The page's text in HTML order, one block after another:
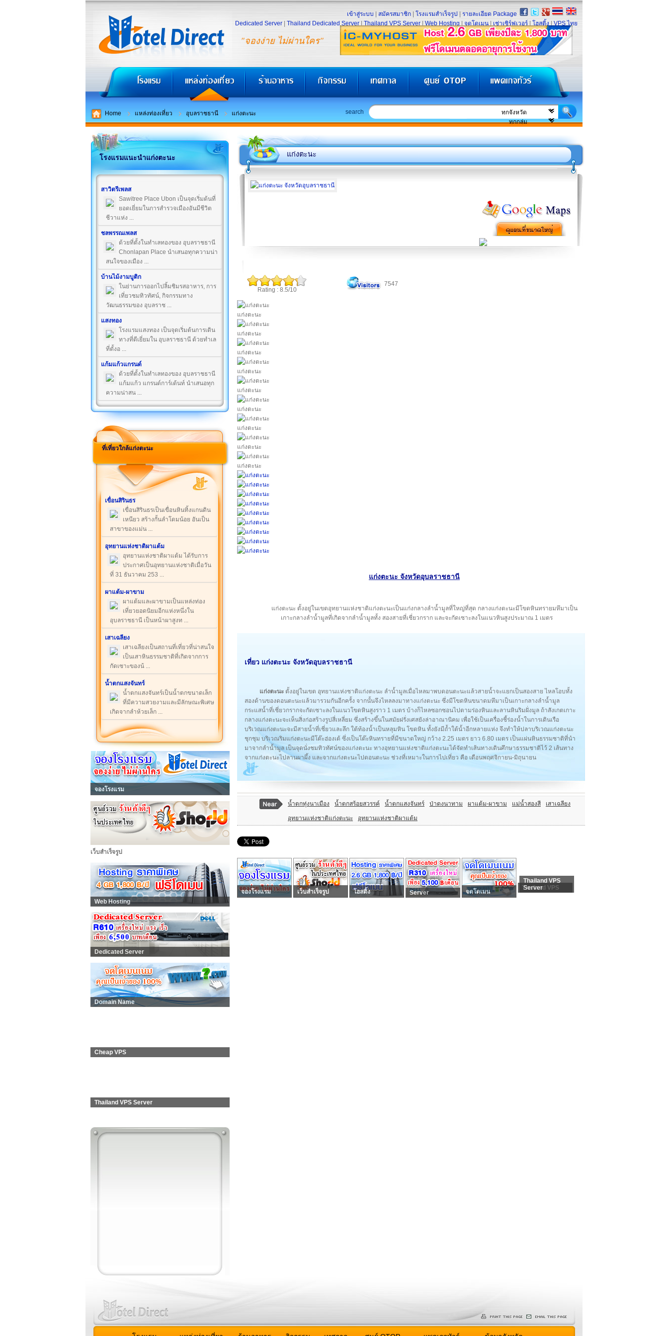
"จองง่าย ไม่ผ่านใคร"
เข้าสู่ระบบ สมัครสมาชิก โรงแรมสำเร็จรูป
รายละเอียด Package
Dedicated Server
Thailand Dedicated Server Thailand VPS Server Web Hosting จดโดเมน เช่าเซิร์ฟเวอร์ โฮสติ้ง VPS ไทย
Home แหล่งท่องเที่ยว อุบลราชธานี แก่งตะนะ search
โรงแรมแนะนำแก่งตะนะ
สาวิตรีเพลส
Sawitree Place Ubon เป็นจุดเริ่มต้นที่
ยอดเยี่ยมในการสำรวจเมืองอันมีชีวิต
ชีวาแห่ง ...
ชลพรรณเพลส
ด้วยที่ตั้งในทำเลทองของ อุบลราชธานี
Chonlapan Place นำเสนอทุกความน่า
สนใจของเมือง ...
บ้านไม้งามบูติก
ในย่านการออกไปลิ้มชิมรสอาหาร, การ
เที่ยวชมทิวทัศน์, กิจกรรมทาง
วัฒนธรรมของ อุบลราช ...
แสงทอง
โรงแรมแสงทอง เป็นจุดเริ่มต้นการเดิน
ทางที่ดีเยี่ยมใน อุบลราชธานี ด้วยทำเล
ที่ตั้งอ ...
แก้มแก้วแกรนด์
ด้วยที่ตั้งในทำเลทองของ อุบลราชธานี
แก้มแก้ว แกรนด์การ์เด้นท์ นำเสนอทุก
ความน่าสน ...
ที่เที่ยวใกล้แก่งตะนะ
เขื่อนสิรินธร
เขื่อนสิรินธรเป็นเขื่อนหินทิ้งแกนดิน
เหนียว สร้างกั้นลำโดมน้อย อันเป็น
สาขาของแม่น ...
อุทยานแห่งชาติผาแต้ม
อุทยานแห่งชาติผาแต้ม ได้รับการ
ประกาศเป็นอุทยานแห่งชาติเมื่อวัน
ที่ 31 ธันวาคม 253 ...
ผาแต้ม-ผาขาม
ผาแต้มและผาขามเป็นแหล่งท่อง
เที่ยวยอดนิยมอีกแห่งหนึ่งใน
อุบลราชธานี เป็นหน้าผาสูงท ...
เสาเฉลียง
เสาเฉลียงเป็นสถานที่เที่ยวที่น่าสนใจ
เป็นเสาหินธรรมชาติที่เกิดจากการ
กัดเซาะของน้ ...
น้ำตกแสงจันทร์
น้ำตกแสงจันทร์เป็นน้ำตกขนาดเล็ก
ที่มีความสวยงามและมีลักษณะพิเศษ
เกิดจากลำห้วยเล็ก ...
จองโรงแรม
เว็บสำเร็จรูป
Web Hosting
Dedicated Server
Domain Name
Cheap VPS
Thailand VPS Server
แก่งตะนะ
Rating : 8.5/10
7547
แก่งตะนะ
แก่งตะนะ
แก่งตะนะ
แก่งตะนะ
แก่งตะนะ
แก่งตะนะ
แก่งตะนะ
แก่งตะนะ
แก่งตะนะ
แก่งตะนะ จังหวัดอุบลราชธานี
แก่งตะนะ ตั้งอยู่ในเขตอุทยานแห่งชาติแก่งตะนะเป็นแก่งกลางลำน้ำมูลที่ใหญ่ที่สุด กลางแก่งตะนะมีโขดหินทรายมหึมาเป็น
เกาะกลางลำน้ำมูลที่เกิดจากลำน้ำมูลทั้ง สองสายที่เชี่ยวกราก และจะกัดเซาะลงในแนวหินสูงประมาณ 1 เมตร
เที่ยว แก่งตะนะ จังหวัดอุบลราชธานี
แก่งตะนะ ตั้งอยู่ในเขต อุทยานแห่งชาติแก่งตะนะ ลำน้ำมูลเมื่อไหลมาพบดอนตะนะแล้วสายน้ำจะแยกเป็นสองสาย ไหลโอบทั้ง
สองด้านของดอนตะนะแล้วมารวมกันอีกครั้ง จากนั้นจึงไหลลงมาทางแก่งตะนะ ซึ่งมีโขดหินขนาดมหึมาเป็นเกาะกลางลำน้ำมูล
กระแสน้ำที่เชี่ยวกรากจะกัดเซาะลงในแนวโขดหินสูงราว 1 เมตร บ้างก็ไหลซอกซอนไปตามร่องหินและลานหินริมฝั่งมูล ถ้าสังเกตเกาะ
กลางแก่งตะนะจะเห็นสิ่งก่อสร้างรูปสี่เหลี่ยม ซึ่งสร้างขึ้นในสมัยฝรั่งเศสยังล่าอาณานิคม เพื่อใช้เป็นเครื่องชี้ร่องน้ำในการเดินเรือ
บริเวณแก่งตะนะจะมีสายน้ำที่เชี่ยวและลึก ใต้ท้องน้ำเป็นหลุมหิน โขดหิน ทั้งยังมีถ้ำใต้น้ำอีกหลายแห่ง จึงทำให้ปลาบริเวณแก่งตะนะ
ชุกชุม บริเวณริมแก่งตะนะมีโต๊ะฮ่องเต้ ซึ่งเป็นโต๊ะหินทรายที่มีขนาดใหญ่ กว้าง 2.25 เมตร ยาว 6.80 เมตร เป็นแผ่นหินธรรมชาติที่นำ
มาจากลำน้ำมูล เป็นจุดนั่งชมทิวทัศน์ของแก่งตะนะ ทางอุทยานแห่งชาติแก่งตะนะได้จัดทำเส้นทางเดินศึกษาธรรมชาติไว้ 2 เส้นทาง
จากแก่งตะนะไปลานผาผึ้ง และจากแก่งตะนะไปดอนตะนะ ช่วงที่เหมาะในการไปเที่ยว คือ เดือนพฤศจิกายน-มิถุนายน
น้ำตกทุ่งนาเมือง น้ำตกสร้อยสวรรค์ น้ำตกแสงจันทร์ ป่าดงนาทาม ผาแต้ม-ผาขาม แม่น้ำสองสี เสาเฉลียง
อุทยานแห่งชาติแก่งตะนะ อุทยานแห่งชาติผาแต้ม
จองโรงแรม เว็บสำเร็จรูป โฮสติ้ง Server จดโดเมน
Thailand VPS
Thailand VPS
Server